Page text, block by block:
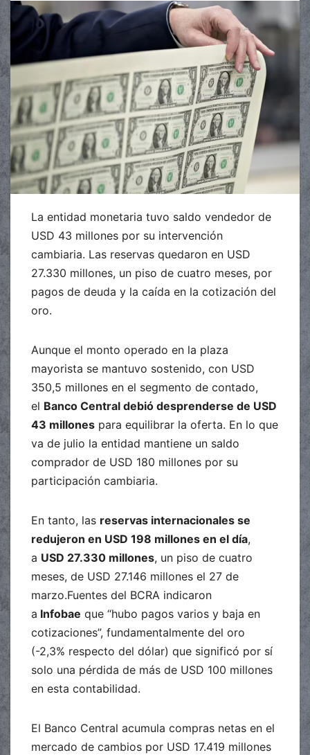
La entidad monetaria tuvo saldo vendedor de
USD 43 millones por su intervención
cambiaria. Las reservas quedaron en USD
27.330 millones, un piso de cuatro meses, por
pagos de deuda y la caída en la cotización del
oro.
Aunque el monto operado en la plaza
mayorista se mantuvo sostenido, con USD
350,5 millones en el segmento de contado,
el Banco Central debió desprenderse de USD
43 millones para equilibrar la oferta. En lo que
va de julio la entidad mantiene un saldo
comprador de USD 180 millones por su
participación cambiaria.
En tanto, las reservas internacionales se
redujeron en USD 198 millones en el día,
a USD 27.330 millones, un piso de cuatro
meses, de USD 27.146 millones el 27 de
marzo.Fuentes del BCRA indicaron
a Infobae que “hubo pagos varios y baja en
cotizaciones”, fundamentalmente del oro
(-2,3% respecto del dólar) que significó por sí
solo una pérdida de más de USD 100 millones
en esta contabilidad.
El Banco Central acumula compras netas en el
mercado de cambios por USD 17.419 millones